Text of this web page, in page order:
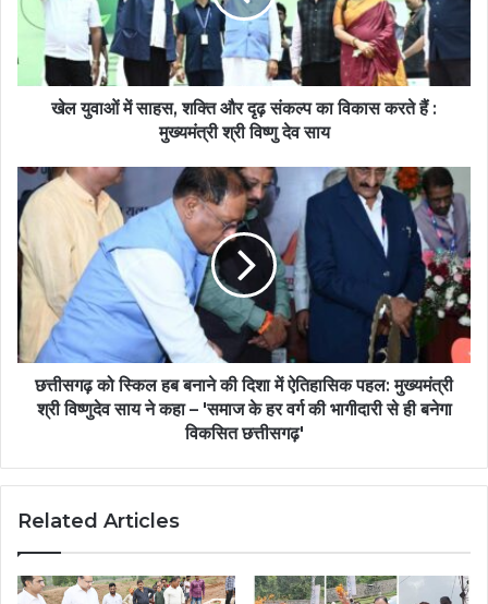
खेल युवाओं में साहस, शक्ति और दृढ़ संकल्प का विकास करते हैं :
मुख्यमंत्री श्री विष्णु देव साय
छत्तीसगढ़ को स्किल हब बनाने की दिशा में ऐतिहासिक पहल: मुख्यमंत्री
श्री विष्णुदेव साय ने कहा – 'समाज के हर वर्ग की भागीदारी से ही बनेगा
विकसित छत्तीसगढ़'
Related Articles